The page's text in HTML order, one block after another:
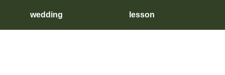
wedding lesson